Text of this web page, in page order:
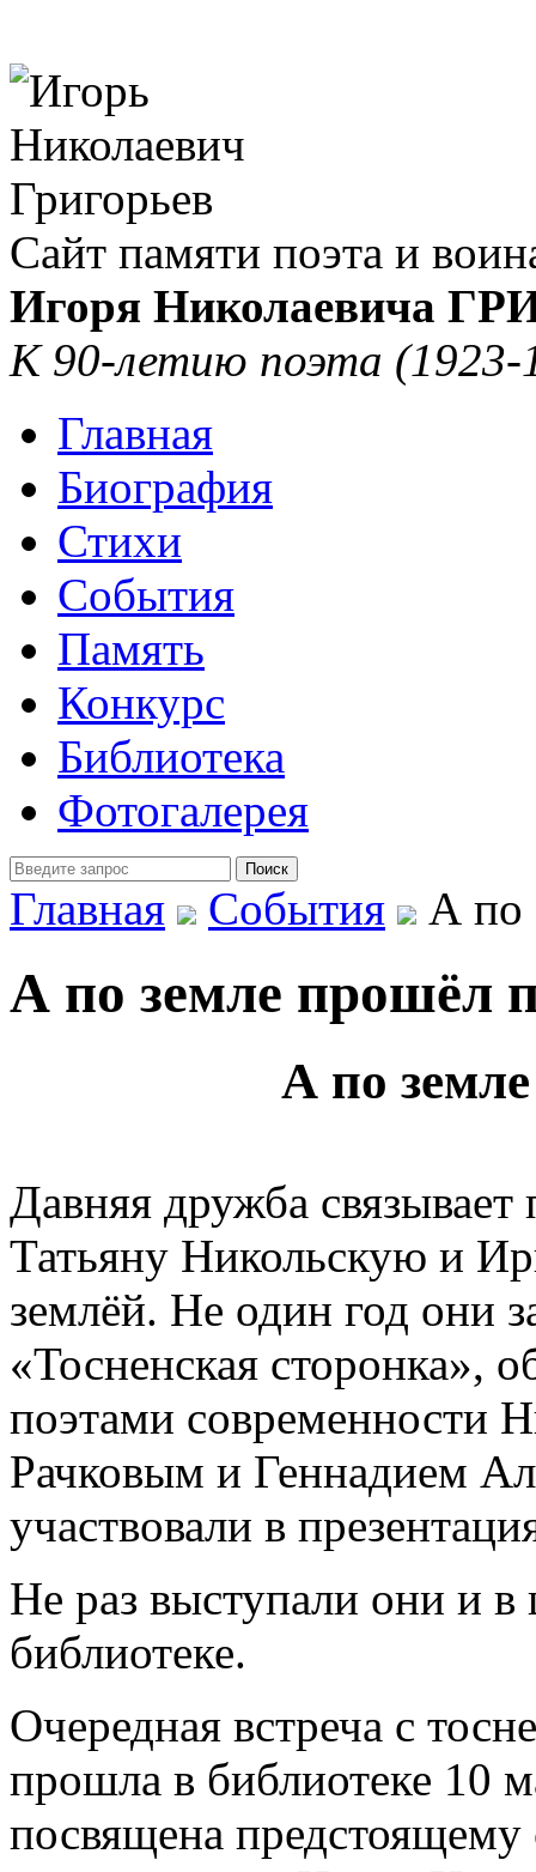
Сайт памяти поэта и
Игоря Николаевича
К 90-летию поэта (1923-
Главная
Биография
Стихи
События
Память
Конкурс
Библиотека
Фотогалерея
Главная
События А по
А по земле прошёл
А по
Давняя дружба связывает
Татьяну Никольскую и
землёй. Не один год они
«Тосненская сторонка»,
поэтами современности
Рачковым и Геннадием
участвовали в
Не раз выступали они и
библиотеке.
Очередная встреча с
прошла в библиотеке 10
посвящена